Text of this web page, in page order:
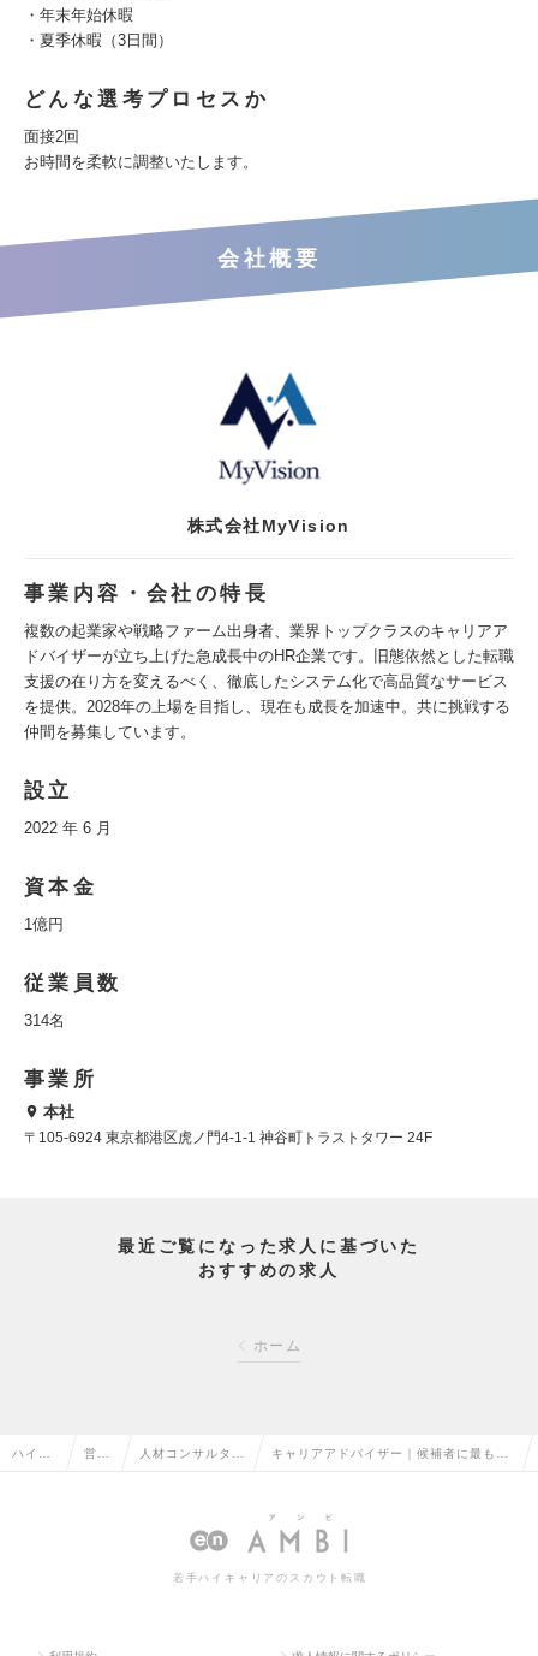
・年末年始休暇
・夏季休暇（3日間）
どんな選考プロセスか
面接2回
お時間を柔軟に調整いたします。
会社概要
株式会社MyVision
事業内容・会社の特長
複数の起業家や戦略ファーム出身者、業界トップクラスのキャリアア
ドバイザーが立ち上げた急成長中のHR企業です。旧態依然とした転職
支援の在り方を変えるべく、徹底したシステム化で高品質なサービス
を提供。2028年の上場を目指し、現在も成長を加速中。共に挑戦する
仲間を募集しています。
設立
2022 年 6 月
資本金
1億円
従業員数
314名
事業所
本社
〒105-6924 東京都港区虎ノ門4-1-1 神谷町トラストタワー 24F
最近ご覧になった求人に基づいた
おすすめの求人
ホーム
ハイク 営業 人材コンサルタン
ターの転職
キャリアアドバイザー｜候補者に最も集
有| 定着率97%の求人情報
若手ハイキャリアのスカウト転職